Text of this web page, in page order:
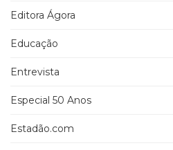
Editora Ágora
Educação
Entrevista
Especial 50 Anos
Estadão.com